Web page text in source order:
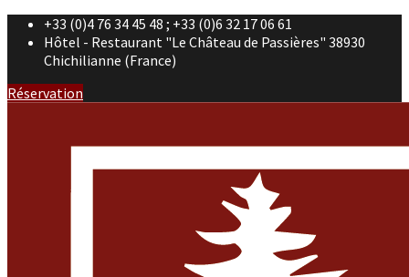
+33 (0)4 76 34 45 48 ; +33 (0)6 32 17 06 61
Hôtel - Restaurant "Le Château de Passières" 38930
Chichilianne (France)
Réservation